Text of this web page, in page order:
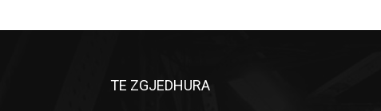
TE ZGJEDHURA